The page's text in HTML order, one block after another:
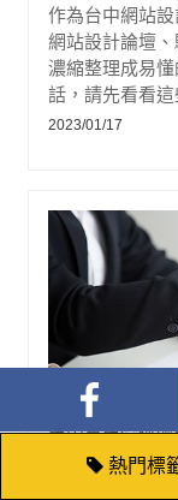
作為台中網站
網站設計論壇
濃縮整理成易
話，請先看看這
2023/01/17
為什麼要找
台中是台灣經
中興建將近
熱門標